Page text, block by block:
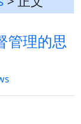
管理的思